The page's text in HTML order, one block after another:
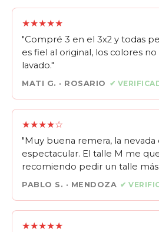
★★★★★
"Compré 3 en el 3x2 y todas
es fiel al original, los colores
lavado."
MATI G. · ROSARIO ✔
★★★★☆
"Muy buena remera, la nevada
espectacular. El talle M me
recomiendo pedir un talle
PABLO S. · MENDOZA ✔
★★★★★